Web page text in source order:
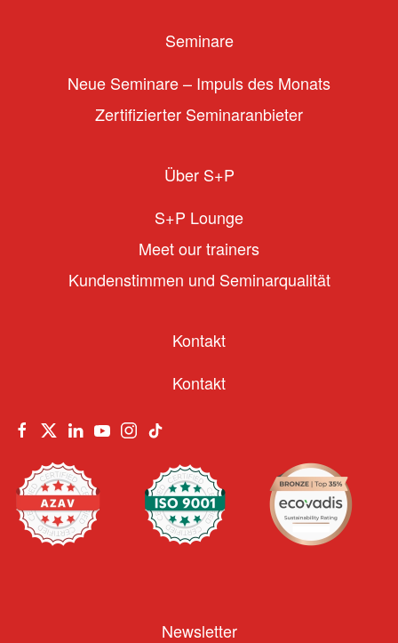
Seminare
Neue Seminare – Impuls des Monats
Zertifizierter Seminaranbieter
Über S+P
S+P Lounge
Meet our trainers
Kundenstimmen und Seminarqualität
Kontakt
Kontakt
Newsletter